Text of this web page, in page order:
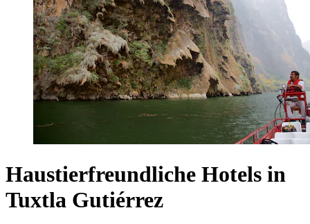
Haustierfreundliche Hotels in
Tuxtla Gutiérrez